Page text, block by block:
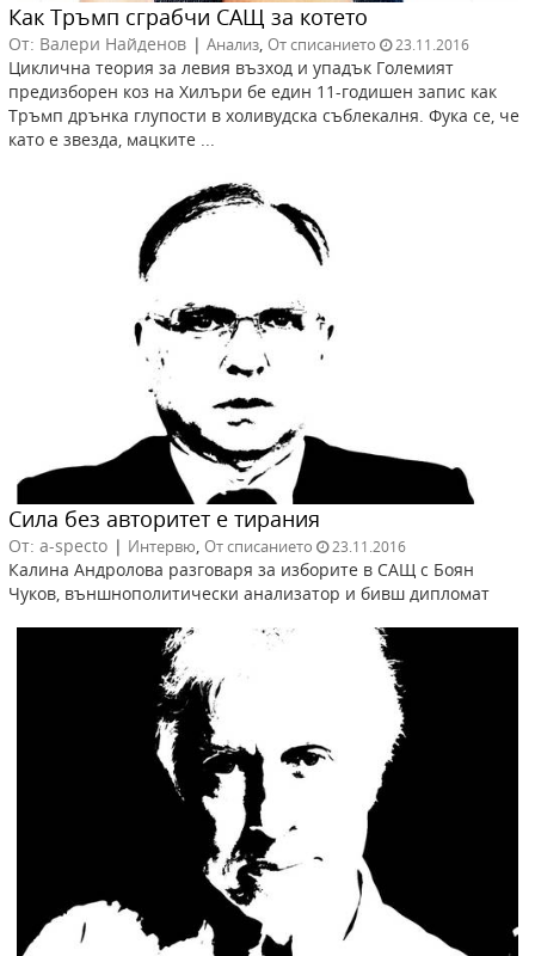
Как Тръмп сграбчи САЩ за котето
От: Валери Найденов | Анализ От списанието 23.11.2016
Циклична теория за левия възход и упадък Големият
предизборен коз на Хилъри бе един 11-годишен запис как
Тръмп дрънка глупости в холивудска съблекалня. Фука се, че
като е звезда, мацките ...
Сила без авторитет е тирания
От: a-specto | Интервю От списанието 23.11.2016
Калина Андролова разговаря за изборите в САЩ с Боян
Чуков, външнополитически анализатор и бивш дипломат